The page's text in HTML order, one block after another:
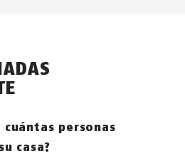
cuántas personas
casa?